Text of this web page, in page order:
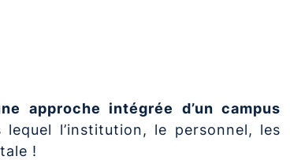
approche intégrée d’un campus
l’institution, le personnel, les
!